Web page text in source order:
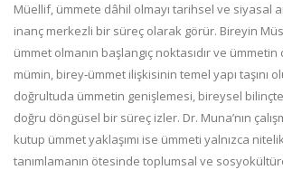
Müellif, ümmete dâhil olmayı tarihsel ve siyasal
inanç merkezli bir süreç olarak görür. Bireyin
ümmet olmanın başlangıç noktasıdır ve
mümin, birey‑ümmet ilişkisinin temel yapı taşını
doğrultuda ümmetin genişlemesi, bireysel
doğru döngüsel bir süreç izler. Dr. Muna’nın
kutup ümmet yaklaşımı ise ümmeti yalnızca
tanımlamanın ötesinde toplumsal ve